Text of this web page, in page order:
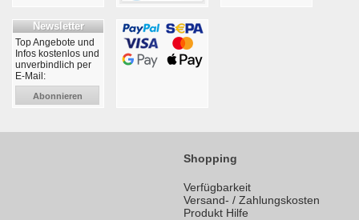
Newsletter
Top Angebote und
Infos kostenlos und
unverbindlich per
E-Mail:
Abonnieren
Shopping
Verfügbarkeit
Versand- / Zahlungskosten
Produkt Hilfe